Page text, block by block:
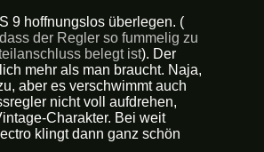
9 hoffnungslos überlegen. (
der Regler so fummelig zu
belegt ist). Der
mehr als man braucht. Naja,
aber es verschwimmt auch
nicht voll aufdrehen,
Charakter. Bei weit
klingt dann ganz schön